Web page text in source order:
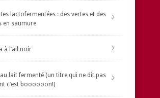
lactofermentées : des vertes et des
en saumure
à l’ail noir
lait fermenté (un titre qui ne dit pas
c’est boooooon!)